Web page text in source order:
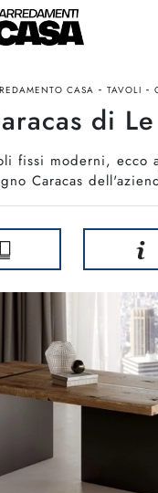
CASA - TAVOLI -
di
fissi moderni, ecco
Caracas